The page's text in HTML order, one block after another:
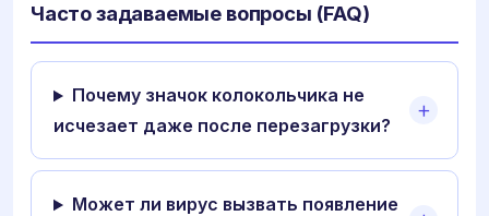
Часто задаваемые вопросы (FAQ)
Почему значок колокольчика не
исчезает даже после перезагрузки?
Может ли вирус вызвать появление